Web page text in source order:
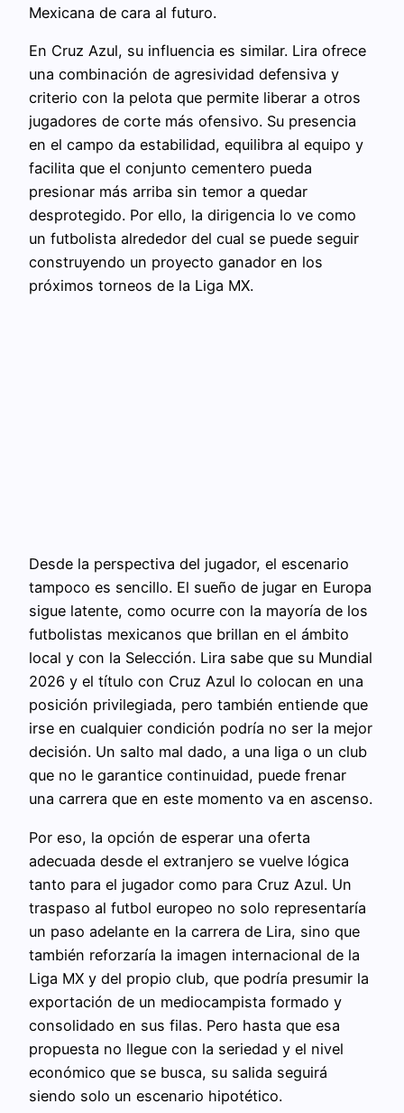
Mexicana de cara al futuro.
En Cruz Azul, su influencia es similar. Lira ofrece
una combinación de agresividad defensiva y
criterio con la pelota que permite liberar a otros
jugadores de corte más ofensivo. Su presencia
en el campo da estabilidad, equilibra al equipo y
facilita que el conjunto cementero pueda
presionar más arriba sin temor a quedar
desprotegido. Por ello, la dirigencia lo ve como
un futbolista alrededor del cual se puede seguir
construyendo un proyecto ganador en los
próximos torneos de la Liga MX.
Desde la perspectiva del jugador, el escenario
tampoco es sencillo. El sueño de jugar en Europa
sigue latente, como ocurre con la mayoría de los
futbolistas mexicanos que brillan en el ámbito
local y con la Selección. Lira sabe que su Mundial
2026 y el título con Cruz Azul lo colocan en una
posición privilegiada, pero también entiende que
irse en cualquier condición podría no ser la mejor
decisión. Un salto mal dado, a una liga o un club
que no le garantice continuidad, puede frenar
una carrera que en este momento va en ascenso.
Por eso, la opción de esperar una oferta
adecuada desde el extranjero se vuelve lógica
tanto para el jugador como para Cruz Azul. Un
traspaso al futbol europeo no solo representaría
un paso adelante en la carrera de Lira, sino que
también reforzaría la imagen internacional de la
Liga MX y del propio club, que podría presumir la
exportación de un mediocampista formado y
consolidado en sus filas. Pero hasta que esa
propuesta no llegue con la seriedad y el nivel
económico que se busca, su salida seguirá
siendo solo un escenario hipotético.